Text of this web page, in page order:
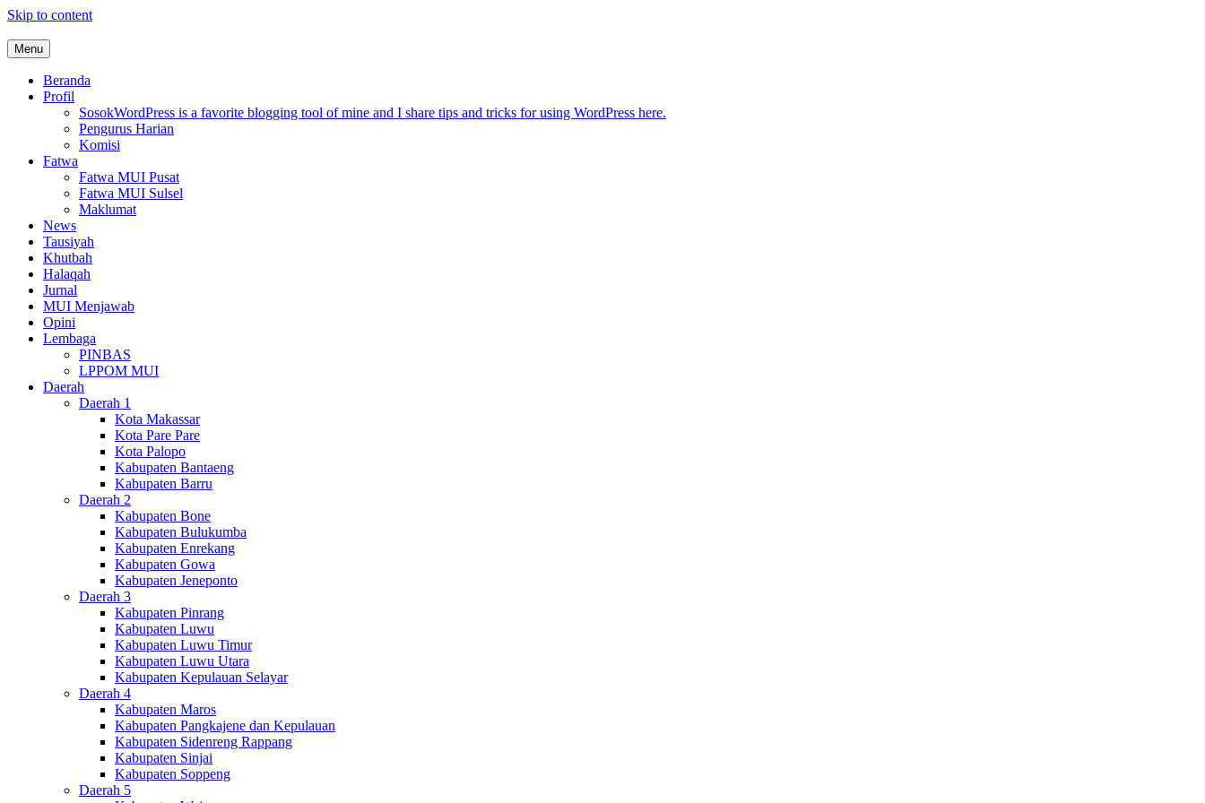
Skip to content
MUI Sulawesi Selatan
Khadimul Ummah wa Shadiqul Hukuuma
Menu
Beranda
Profil
SosokWordPress is a favorite blogging tool of mine and I share tips and tricks for using WordPress here.
Pengurus Harian
Komisi
Fatwa
Fatwa MUI Pusat
Fatwa MUI Sulsel
Maklumat
News
Tausiyah
Khutbah
Halaqah
Jurnal
MUI Menjawab
Opini
Lembaga
PINBAS
LPPOM MUI
Daerah
Daerah 1
Kota Makassar
Kota Pare Pare
Kota Palopo
Kabupaten Bantaeng
Kabupaten Barru
Daerah 2
Kabupaten Bone
Kabupaten Bulukumba
Kabupaten Enrekang
Kabupaten Gowa
Kabupaten Jeneponto
Daerah 3
Kabupaten Pinrang
Kabupaten Luwu
Kabupaten Luwu Timur
Kabupaten Luwu Utara
Kabupaten Kepulauan Selayar
Daerah 4
Kabupaten Maros
Kabupaten Pangkajene dan Kepulauan
Kabupaten Sidenreng Rappang
Kabupaten Sinjai
Kabupaten Soppeng
Daerah 5